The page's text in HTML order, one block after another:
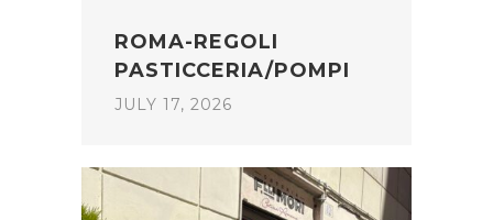
ROMA-REGOLI
PASTICCERIA/POMPI
JULY 17, 2026